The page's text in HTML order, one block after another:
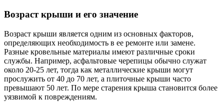
Возраст крыши и его значение
Возраст крыши является одним из основных факторов,
определяющих необходимость в ее ремонте или замене.
Разные кровельные материалы имеют различные сроки
службы. Например, асфальтовые черепицы обычно служат
около 20-25 лет, тогда как металлические крыши могут
прослужить от 40 до 70 лет, а плиточные крыши часто
превышают 50 лет. По мере старения крыша становится более
уязвимой к повреждениям.